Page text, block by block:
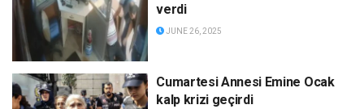
verdi
JUNE 26, 2025
Cumartesi Annesi Emine Ocak
kalp krizi geçirdi